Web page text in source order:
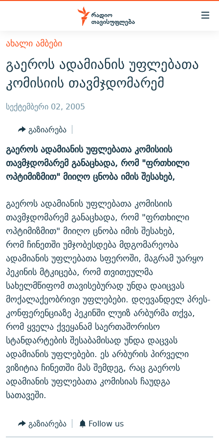
Accessibility
მთავარ
შინაარსზე
დაბრუნება
მთავარ
დაბრუნება
ძიებაზე
დაბრუნება
ᲐᲮᲐᲚᲘ ᲐᲛᲑᲔᲑᲘ
ᲗᲔᲛᲔᲑᲘ
ᲞᲝᲚᲘᲢᲘᲙᲐ
ᲔᲙᲝᲜᲝᲛᲘᲙᲐ
ᲡᲐᲖᲝᲒᲐᲓᲝᲔᲑᲐ
ᲡᲞᲝᲠᲢᲘ
ᲕᲘᲓᲔᲝ
ᲑᲚᲝᲒᲔᲑᲘ
ᲞᲝᲓᲙᲐᲡᲢᲔᲑᲘ
ᲜᲘᲙᲝᲡ ᲞᲝᲓᲙᲐᲡᲢᲘ
60 ᲓᲔᲪᲘᲑᲔᲚᲘ
ᲓᲘᲚᲘᲡ ᲡᲐᲣᲑᲠᲔᲑᲘ
ᲛᲝᲚᲐᲞᲐᲠᲐᲙᲔ ᲢᲔᲥᲡᲢᲔᲑᲘ
ᲨᲘᲜ - ᲣᲪᲮᲝᲔᲗᲨᲘ
ᲚᲘᲢᲔᲠᲐᲢᲣᲠᲣᲚᲘ ᲬᲐᲮᲜᲐᲒᲔᲑᲘ
ᲐᲛᲔᲠᲘᲙᲣᲚᲘ ᲛᲝᲗᲮᲠᲝᲑᲐ
ᲘᲛᲞᲔᲠᲘᲐ ᲓᲐ ᲠᲐᲓᲘᲝ
ᲗᲐᲕᲘᲡᲣᲤᲚᲔᲑᲘᲡ ᲛᲝᲜᲘᲢᲝᲠᲘ
ᲤᲔᲜᲝᲕᲐᲜᲘ - 2.10
ᲗᲥᲕᲔᲜᲘ ᲞᲣᲑᲚᲘᲙᲐᲪᲘᲔᲑᲘ
ᲞᲠᲝᲔᲥᲢᲔᲑᲘ
ᲓᲐᲛᲝᲣᲙᲘᲓᲔᲑᲚᲝᲑᲘᲡ 100 ᲬᲔᲚᲘ
ᲩᲔᲛᲘ ᲡᲘᲙᲕᲓᲘᲚᲘᲡ ᲛᲘᲖᲔᲖᲘᲐ COVID-19
11 ᲬᲔᲚᲘ - 11 ᲐᲛᲑᲐᲕᲘ
ᲡᲐᲞᲐᲠᲚᲐᲛᲔᲜᲢᲝ ᲐᲠᲩᲔᲕᲜᲔᲑᲘᲡ ᲘᲡᲢᲝᲠᲘᲐ
ᲑᲐᲕᲨᲕᲔᲑᲘ ᲞᲠᲝᲡᲢᲘᲢᲣᲪᲘᲐᲨᲘ - ᲐᲛᲝᲣᲗᲥᲛᲔᲚᲘ ᲐᲛᲑᲐᲕᲘ
5 ᲐᲛᲑᲐᲕᲘ - 20 ᲘᲕᲜᲘᲡᲡ ᲓᲐᲨᲐᲕᲔᲑᲣᲚᲔᲑᲘ
ᲐᲒᲕᲘᲡᲢᲝᲡ ᲝᲛᲘ
ПРИВЕТ ᲙᲣᲚᲢᲣᲠᲐ
ЭХО КАВКАЗА
ᲒᲐᲛᲝᲘᲬᲔᲠᲔ
რთე/რთ-ის ყველა საიტი
ᲐᲮᲐᲚᲘ ᲐᲛᲑᲔᲑᲘ
გაეროს ადამიანის უფლებათა
კომისიის თავმჯდომარემ
სექტემბერი 02, 2005
გაზიარება
გაეროს ადამიანის უფლებათა კომისიის
თავმჯდომარემ განაცხადა, რომ "ფრთხილი
ოპტიმიზმით" მიიღო ცნობა იმის შესახებ,
გაეროს ადამიანის უფლებათა კომისიის
თავმჯდომარემ განაცხადა, რომ "ფრთხილი
ოპტიმიზმით" მიიღო ცნობა იმის შესახებ,
რომ ჩინეთში უმჯობესდება მდგომარეობა
ადამიანის უფლებათა სფეროში, მაგრამ უარყო
პეკინის მტკიცება, რომ თვითეულმა
სახელმწიფომ თავისებურად უნდა დაიცვას
მოქალაქეობრივი უფლებები. დღევანდელ პრეს-
კონფერენციაზე პეკინში ლუიზ არბურმა თქვა,
რომ ყველა ქვეყანამ საერთაშორისო
სტანდარტების შესაბამისად უნდა დაცვას
ადამიანის უფლებები. ეს არბურის პირველი
ვიზიტია ჩინეთში მას შემდეგ, რაც გაეროს
ადამიანის უფლებათა კომისიას ჩაუდგა
სათავეში.
გაზიარება Follow us